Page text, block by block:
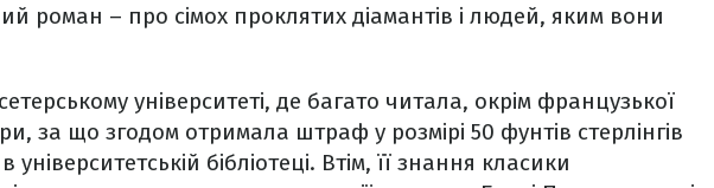
роман – про сімох проклятих діамантів і людей, яким вони
університеті, де багато читала, окрім французької
за що згодом отримала штраф у розмірі 50 фунтів стерлінгів
бібліотеці. Втім, її знання класики